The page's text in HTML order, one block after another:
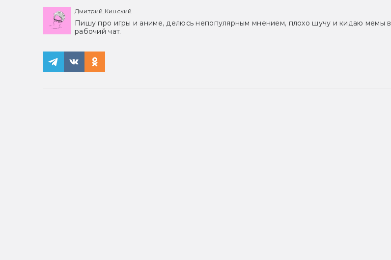
Дмитрий Кинский
Пишу про игры и аниме, делюсь непопулярным мнением, плохо шучу и кидаю мемы в
рабочий чат.